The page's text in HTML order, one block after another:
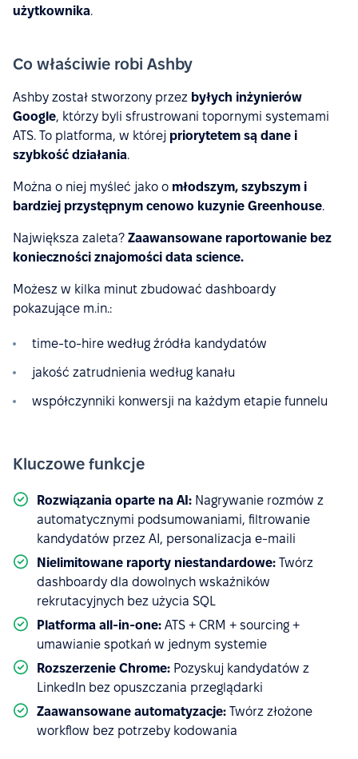
użytkownika.
Co właściwie robi Ashby
Ashby został stworzony przez byłych inżynierów
Google, którzy byli sfrustrowani topornymi systemami
ATS. To platforma, w której priorytetem są dane i
szybkość działania.
Można o niej myśleć jako o młodszym, szybszym i
bardziej przystępnym cenowo kuzynie Greenhouse.
Największa zaleta? Zaawansowane raportowanie bez
konieczności znajomości data science.
Możesz w kilka minut zbudować dashboardy
pokazujące m.in.:
time-to-hire według źródła kandydatów
jakość zatrudnienia według kanału
współczynniki konwersji na każdym etapie funnelu
Kluczowe funkcje
Rozwiązania oparte na AI: Nagrywanie rozmów z
automatycznymi podsumowaniami, filtrowanie
kandydatów przez AI, personalizacja e-maili
Nielimitowane raporty niestandardowe: Twórz
dashboardy dla dowolnych wskaźników
rekrutacyjnych bez użycia SQL
Platforma all-in-one: ATS + CRM + sourcing +
umawianie spotkań w jednym systemie
Rozszerzenie Chrome: Pozyskuj kandydatów z
LinkedIn bez opuszczania przeglądarki
Zaawansowane automatyzacje: Twórz złożone
workflow bez potrzeby kodowania